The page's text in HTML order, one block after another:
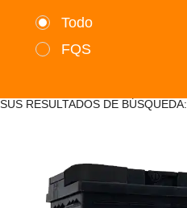
Todo
FQS
SUS RESULTADOS DE BÚSQUEDA: